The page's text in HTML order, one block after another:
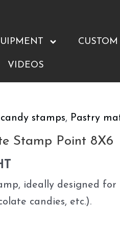
VIDEOS
stamps, Pastry
Stamp Point 8X6
ideally designed
candies, etc.).